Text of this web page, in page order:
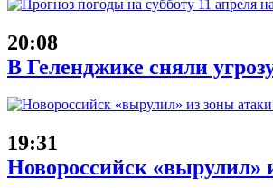
20:08
В Геленджике сняли
19:31
Новороссийск «вырулил»